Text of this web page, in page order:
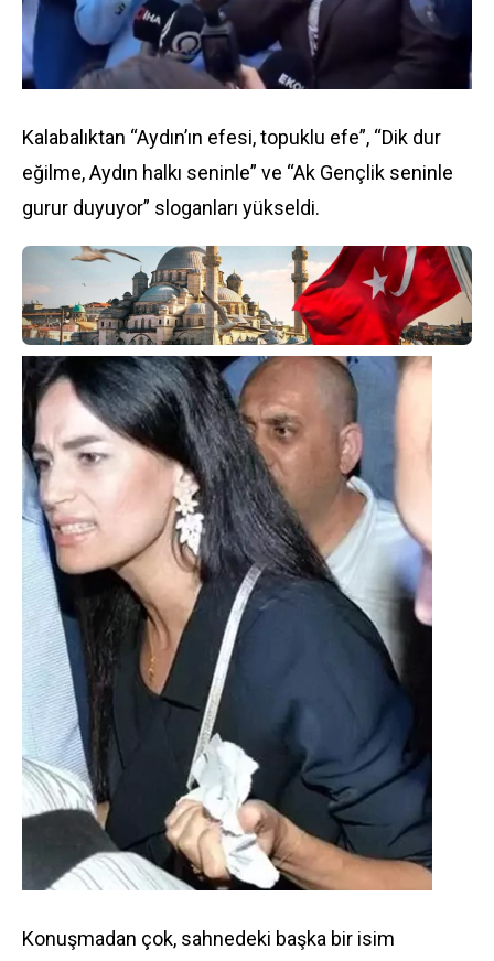
Kalabalıktan “Aydın’ın efesi, topuklu efe”, “Dik dur
eğilme, Aydın halkı seninle” ve “Ak Gençlik seninle
gurur duyuyor” sloganları yükseldi.
Konuşmadan çok, sahnedeki başka bir isim